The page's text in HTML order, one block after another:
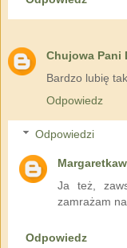
Chujowa Pani
Bardzo lubię
Odpowiedz
Odpowiedzi
Margaretkaw
Ja też,
zamrażam
Odpowiedz